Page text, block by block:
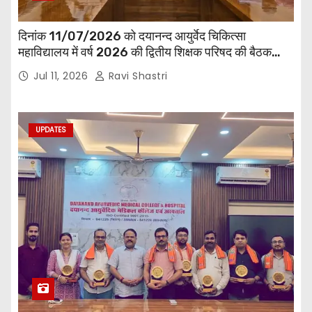
दिनांक 11/07/2026 को दयानन्द आयुर्वेद चिकित्सा
महाविद्यालय में वर्ष 2026 की द्वितीय शिक्षक परिषद की बैठक
प्राचार्य की अध्यक्षता में हुई। बैठक मे महाविद्यालय सभी
विभागाध्यक्ष एवं शिक्षक सम्मिलित हुए।
Jul 11, 2026 Ravi Shastri
UPDATES